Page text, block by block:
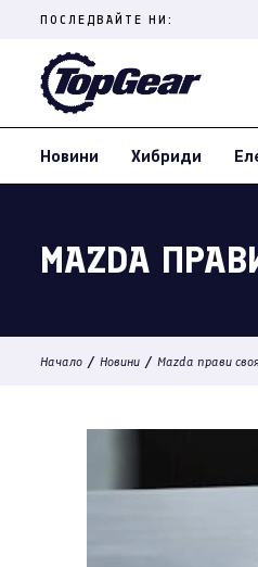
content
(Press
ПОСЛЕДВАЙТЕ НИ:
Новини Хибриди
MAZDA
Начало / Новини / Mazda прави